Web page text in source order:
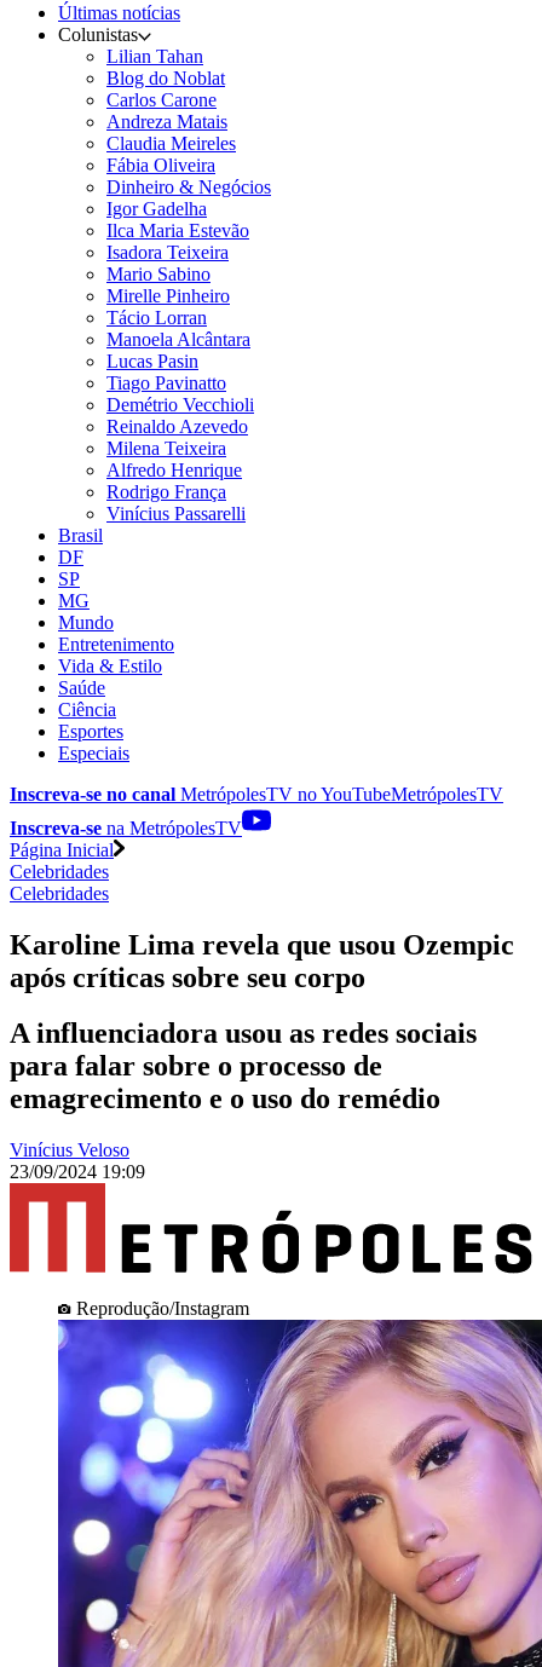
Últimas notícias
Colunistas
Lilian Tahan
Blog do Noblat
Carlos Carone
Andreza Matais
Claudia Meireles
Fábia Oliveira
Dinheiro & Negócios
Igor Gadelha
Ilca Maria Estevão
Isadora Teixeira
Mario Sabino
Mirelle Pinheiro
Tácio Lorran
Manoela Alcântara
Lucas Pasin
Tiago Pavinatto
Demétrio Vecchioli
Reinaldo Azevedo
Milena Teixeira
Alfredo Henrique
Rodrigo França
Vinícius Passarelli
Brasil
DF
SP
MG
Mundo
Entretenimento
Vida & Estilo
Saúde
Ciência
Esportes
Especiais
Inscreva-se no canal MetrópolesTV noYouTubeMetrópolesTV
Inscreva-se na MetrópolesTV
Página Inicial
Celebridades
Celebridades
Karoline Lima revela que usou Ozempic
após críticas sobre seu corpo
A influenciadora usou as redes sociais
para falar sobre o processo de
emagrecimento e o uso do remédio
Vinícius Veloso
23/09/2024 19:09
Reprodução/Instagram